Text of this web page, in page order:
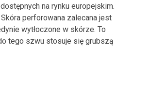
na rynku europejskim.
perforowana zalecana jest
wytłoczone w skórze. To
tego szwu stosuje się grubszą